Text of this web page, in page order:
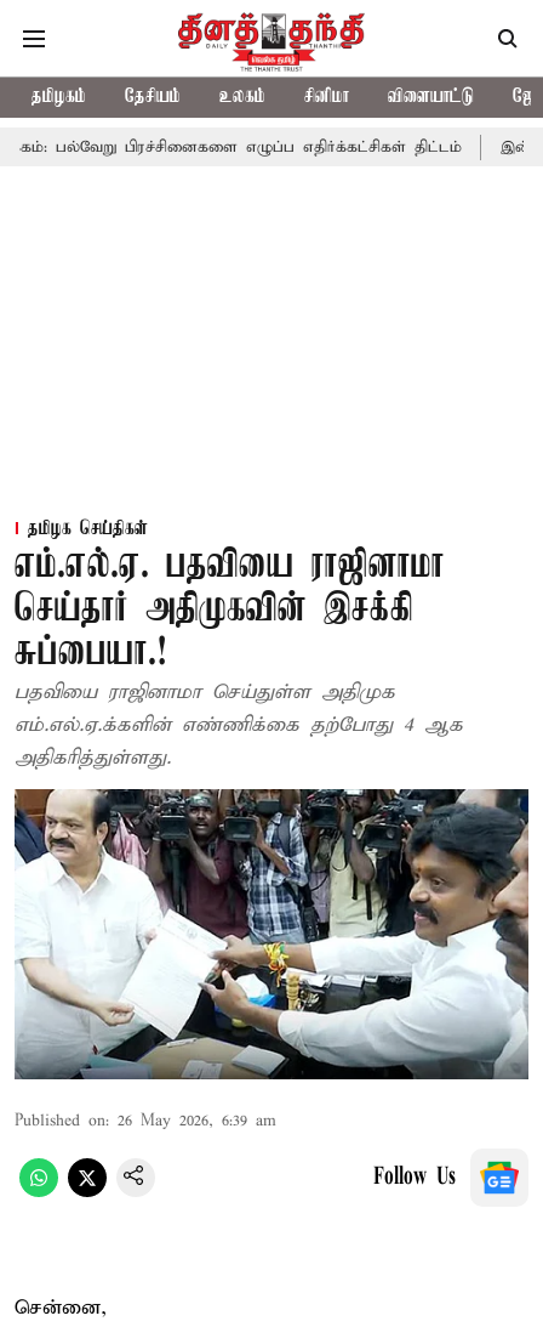
தமிழகம் தேசியம் உலகம் சினிமா விளையாட்டு
எழுப்ப எதிர்க்கட்சிகள் திட்டம் இன்று
தமிழக செய்திகள்
எம்.எல்.ஏ. பதவியை ராஜினாமா
செய்தார் அதிமுகவின் இசக்கி
சுப்பையா.!
பதவியை ராஜினாமா செய்துள்ள அதிமுக
எம்.எல்.ஏ.க்களின் எண்ணிக்கை தற்போது 4 ஆக
அதிகரித்துள்ளது.
Published on: 26 May 2026, 6:39 am
Follow Us
சென்னை,